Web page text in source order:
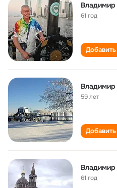
61 год
59 лет
61 год